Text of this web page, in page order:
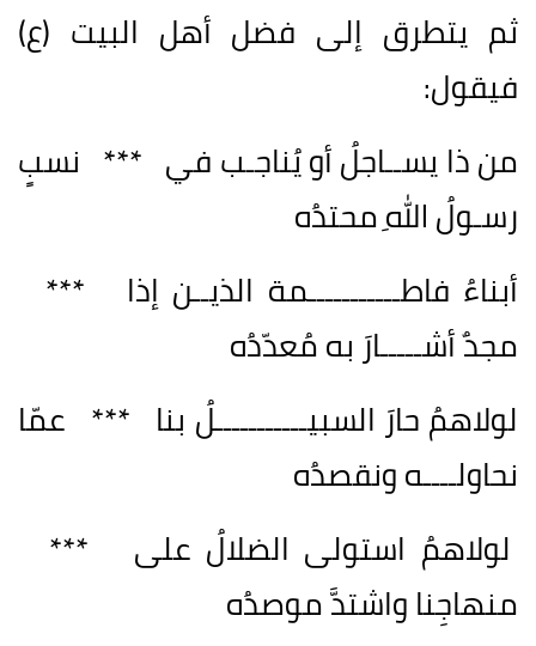
ثم يتطرق إلى فضل أهل البيت (ع)
فيقول:
من ذا يســاجلُ أو يُناجـب في *** نسبٍ
رسـولُ اللهِ محتدُه
أبناءُ فاطـــــــــــمة الذيــن إذا ***
مجدٌ أشـــــارَ به مُعدّدُه
لولاهمُ حارَ السبيـــــــــــلُ بنا *** عمّا
نحاولــــه ونقصدُه
لولاهمُ استولى الضلالُ على ***
منهاجِنا واشتدَّ موصدُه